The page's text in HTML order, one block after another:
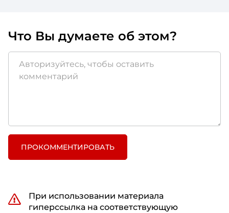
Что Вы думаете об этом?
ПРОКОММЕНТИРОВАТЬ
При использовании материала
гиперссылка на соответствующую